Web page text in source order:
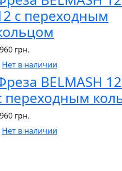
с переходным
960 грн.
Нет в наличии
BELMASH
переходным
960 грн.
Нет в наличии